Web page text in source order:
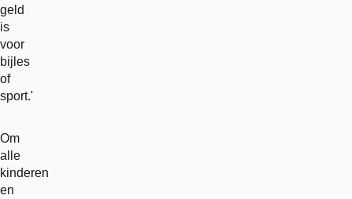
geld
is
voor
bijles
of
sport.'
Om
alle
kinderen
en